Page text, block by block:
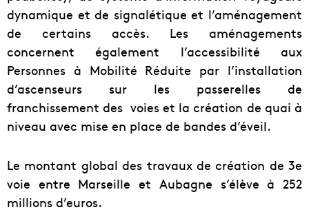
dynamique et de signalétique et l’aménagement
de certains accès. Les aménagements
concernent également l’accessibilité aux
Personnes à Mobilité Réduite par l’installation
d’ascenseurs sur les passerelles de
franchissement des voies et la création de quai à
niveau avec mise en place de bandes d’éveil.
Le montant global des travaux de création de 3e
voie entre Marseille et Aubagne s’élève à 252
millions d’euros.